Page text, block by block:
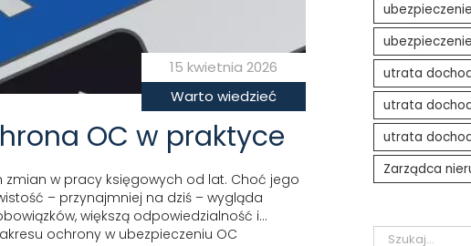
15 kwietnia 2026
Warto wiedzieć
OC w praktyce
zmian w pracy księgowych od lat. Choć jego
– przynajmniej na dziś – wygląda
większą odpowiedzialność i…
ochrony w ubezpieczeniu OC
utrata
utrata
utrata
Zarządca
Szukaj